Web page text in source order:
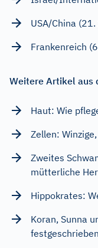
USA/China
Frankenreich
Weitere Artikel aus
Haut: Wie
Zellen:
Zweites
mütterliche
Hippokrates:
Koran, Sunna